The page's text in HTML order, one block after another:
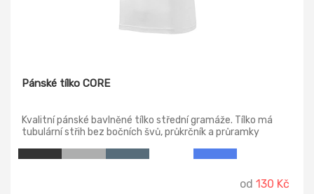
Pánské tílko CORE
Kvalitní pánské bavlněné tílko střední gramáže. Tílko má
tubulární střih bez bočních švů, průkrčník a průramky
od 130 Kč